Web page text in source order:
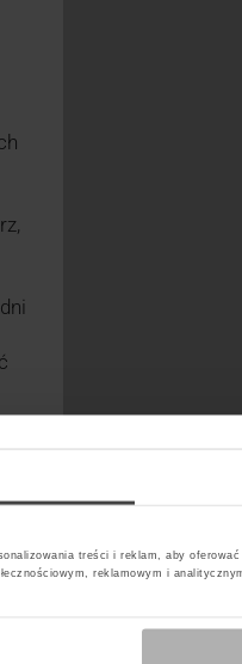
treści i reklam, aby
reklamowym i